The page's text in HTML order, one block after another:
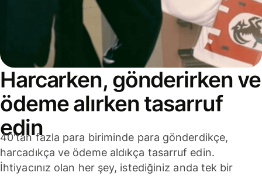
Harcarken, gönderirken ve
ödeme alırken tasarruf
edin
40'tan fazla para biriminde para gönderdikçe,
harcadıkça ve ödeme aldıkça tasarruf edin.
İhtiyacınız olan her şey, istediğiniz anda tek bir